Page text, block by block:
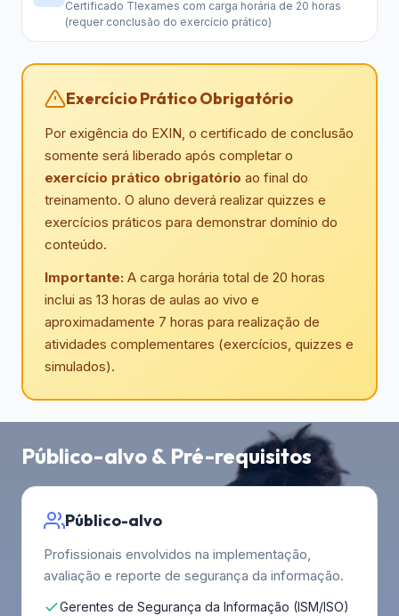
Certificado TIexames com carga horária de 20 horas
(requer conclusão do exercício prático)
Exercício Prático Obrigatório
Por exigência do EXIN, o certificado de conclusão
somente será liberado após completar o
exercício prático obrigatório ao final do
treinamento. O aluno deverá realizar quizzes e
exercícios práticos para demonstrar domínio do
conteúdo.
Importante: A carga horária total de 20 horas
inclui as 13 horas de aulas ao vivo e
aproximadamente 7 horas para realização de
atividades complementares (exercícios, quizzes e
simulados).
Público-alvo & Pré-requisitos
Público-alvo
Profissionais envolvidos na implementação,
avaliação e reporte de segurança da informação.
Gerentes de Segurança da Informação (ISM/ISO)